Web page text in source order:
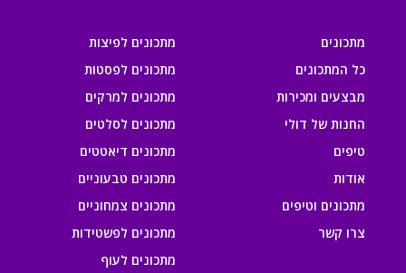
מתכונים
כל המתכונים
מבצעים ומכירות
החנות של דולי
טיפים
אודות
מתכונים וטיפים
צרו קשר
מתכונים לפיצות
מתכונים לפסטות
מתכונים למרקים
מתכונים לסלטים
מתכונים דיאטטים
מתכונים טבעוניים
מתכונים צמחוניים
מתכונים לפשטידות
מתכונים לעוף